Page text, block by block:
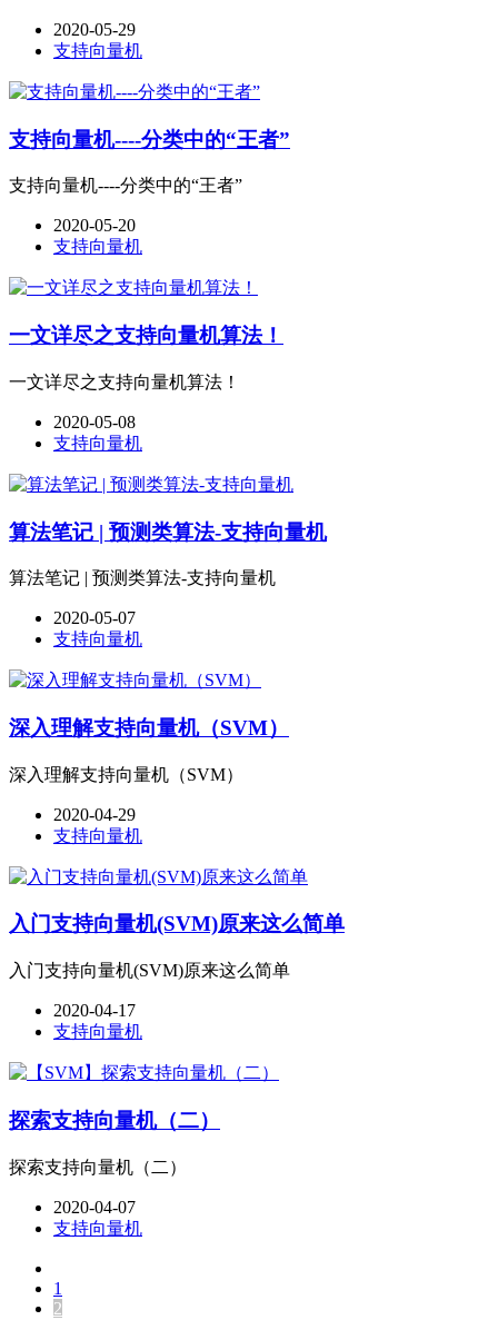
2020-05-29
支持向量机
支持向量机----分类中的“王者”
支持向量机----分类中的“王者”
2020-05-20
支持向量机
一文详尽之支持向量机算法！
一文详尽之支持向量机算法！
2020-05-08
支持向量机
算法笔记 | 预测类算法-支持向量机
算法笔记 | 预测类算法-支持向量机
2020-05-07
支持向量机
深入理解支持向量机（SVM）
深入理解支持向量机（SVM）
2020-04-29
支持向量机
入门支持向量机(SVM)原来这么简单
入门支持向量机(SVM)原来这么简单
2020-04-17
支持向量机
探索支持向量机（二）
探索支持向量机（二）
2020-04-07
支持向量机
1
2